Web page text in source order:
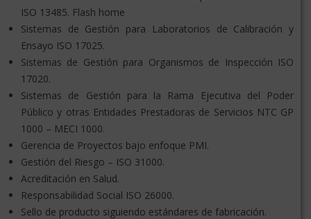
ISO 13485. Flash home
Sistemas de Gestión para Laboratorios de Calibración y
Ensayo ISO 17025.
Sistemas de Gestión para Organismos de Inspección ISO
17020.
Sistemas de Gestión para la Rama Ejecutiva del Poder
Público y otras Entidades Prestadoras de Servicios NTC GP
1000 – MECI 1000.
Gerencia de Proyectos bajo enfoque PMI.
Gestión del Riesgo – ISO 31000.
Acreditación en Salud.
Responsabilidad Social ISO 26000.
Sello de producto siguiendo estándares de fabricación.